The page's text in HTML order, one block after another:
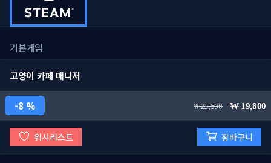
기본게임
고양이 카페 매니저
8 % 21,500 19,800
위시리스트 장바구니